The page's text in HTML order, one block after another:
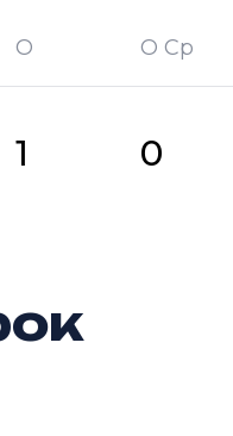
О О Ср
1 0